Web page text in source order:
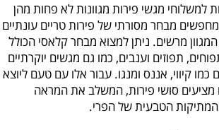
למשלוחי מגשי פירות מגוונות לא פחות מהן
מבחר מסורתי של פירות טריים עונתיים
מרשים. ניתן למצוא מבחר קלאסי הכולל
תפוזים וענבים, כמו גם מגשים יוקרתיים
כמו קיווי, אננס ומנגו. עבור אלו עם טעם ליוצא
מציעים סושי פירות, המשלב את המראה
המתיקות הטבעית של הפרי.